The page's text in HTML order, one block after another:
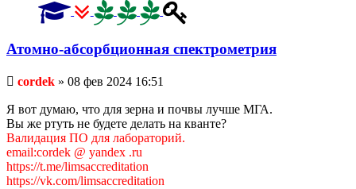
Атомно-абсорбционная спектрометрия
Непрочитанное
cordek » 08 фев 2024 16:51
Я вот думаю, что для зерна и почвы лучше МГА.
Вы же ртуть не будете делать на кванте?
Валидация ПО для лабораторий.
email:cordek @ yandex .ru
https://t.me/limsaccreditation
https://vk.com/limsaccreditation